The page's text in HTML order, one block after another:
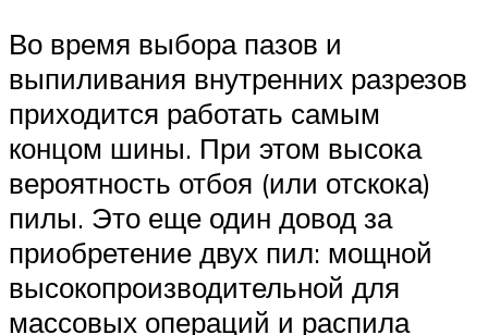
Во время выбора пазов и
выпиливания внутренних разрезов
приходится работать самым
концом шины. При этом высока
вероятность отбоя (или отскока)
пилы. Это еще один довод за
приобретение двух пил: мощной
высокопроизводительной для
массовых операций и распила